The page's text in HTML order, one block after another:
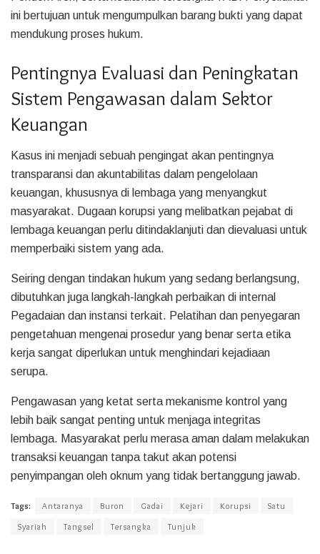
ini bertujuan untuk mengumpulkan barang bukti yang dapat
mendukung proses hukum.
Pentingnya Evaluasi dan Peningkatan
Sistem Pengawasan dalam Sektor
Keuangan
Kasus ini menjadi sebuah pengingat akan pentingnya
transparansi dan akuntabilitas dalam pengelolaan
keuangan, khususnya di lembaga yang menyangkut
masyarakat. Dugaan korupsi yang melibatkan pejabat di
lembaga keuangan perlu ditindaklanjuti dan dievaluasi untuk
memperbaiki sistem yang ada.
Seiring dengan tindakan hukum yang sedang berlangsung,
dibutuhkan juga langkah-langkah perbaikan di internal
Pegadaian dan instansi terkait. Pelatihan dan penyegaran
pengetahuan mengenai prosedur yang benar serta etika
kerja sangat diperlukan untuk menghindari kejadiaan
serupa.
Pengawasan yang ketat serta mekanisme kontrol yang
lebih baik sangat penting untuk menjaga integritas
lembaga. Masyarakat perlu merasa aman dalam melakukan
transaksi keuangan tanpa takut akan potensi
penyimpangan oleh oknum yang tidak bertanggung jawab.
Tags: Antaranya Buron Gadai Kejari Korupsi
Satu
Syariah
Tangsel Tersangka Tunjuk